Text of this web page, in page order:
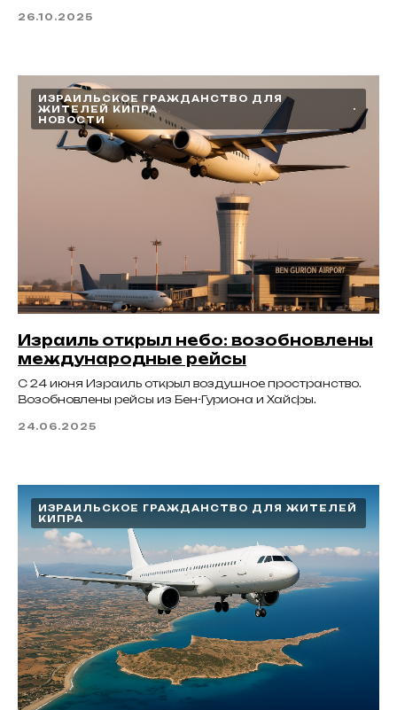
26.10.2025
ИЗРАИЛЬСКОЕ ГРАЖДАНСТВО ДЛЯ
ЖИТЕЛЕЙ КИПРА
НОВОСТИ
Израиль открыл небо: возобновлены
международные рейсы
С 24 июня Израиль открыл воздушное пространство.
Возобновлены рейсы из Бен-Гуриона и Хайфы.
24.06.2025
ИЗРАИЛЬСКОЕ ГРАЖДАНСТВО ДЛЯ ЖИТЕЛЕЙ
КИПРА